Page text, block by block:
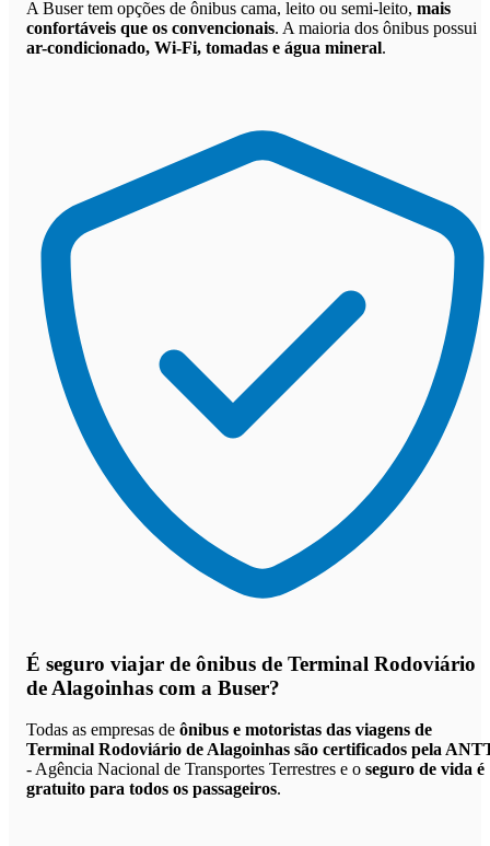
A Buser tem opções de ônibus cama, leito ou semi-leito, mais
confortáveis que os convencionais. A maioria dos ônibus possui
ar-condicionado, Wi-Fi, tomadas e água mineral.
É seguro viajar de ônibus de Terminal Rodoviário
de Alagoinhas com a Buser?
Todas as empresas de ônibus e motoristas das viagens de
Terminal Rodoviário de Alagoinhas são certificados pela
- Agência Nacional de Transportes Terrestres e o seguro de vida é
gratuito para todos os passageiros.